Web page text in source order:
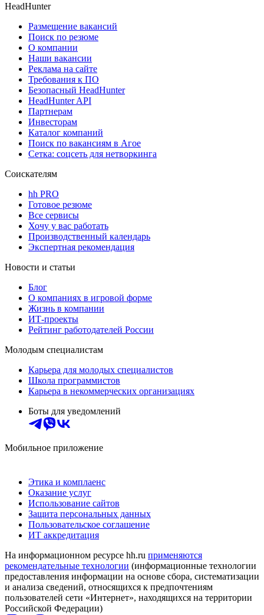
HeadHunter
Размещение вакансий
Поиск по резюме
О компании
Наши вакансии
Реклама на сайте
Требования к ПО
Безопасный HeadHunter
HeadHunter API
Партнерам
Инвесторам
Каталог компаний
Поиск по вакансиям в Агое
Сетка: соцсеть для нетворкинга
Соискателям
hh PRO
Готовое резюме
Все сервисы
Хочу у вас работать
Производственный календарь
Экспертная рекомендация
Новости и статьи
Блог
О компаниях в игровой форме
Жизнь в компании
ИТ-проекты
Рейтинг работодателей России
Молодым специалистам
Карьера для молодых специалистов
Школа программистов
Карьера в некоммерческих организациях
Боты для уведомлений
Мобильное приложение
Этика и комплаенс
Оказание услуг
Использование сайтов
Защита персональных данных
Пользовательское соглашение
ИТ аккредитация
На информационном ресурсе hh.ru применяются
рекомендательные технологии (информационные технологии
предоставления информации на основе сбора, систематизации
и анализа сведений, относящихся к предпочтениям
пользователей сети «Интернет», находящихся на территории
Российской Федерации)